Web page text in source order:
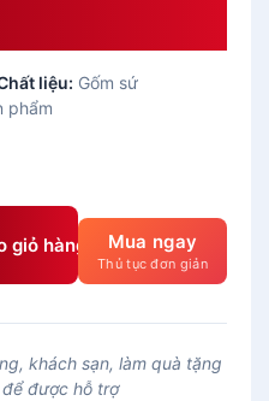
liệu: Gốm sứ
phẩm
giỏ hàng Mua ngay
Thủ tục đơn giản
khách sạn, làm quà tặng
được hỗ trợ